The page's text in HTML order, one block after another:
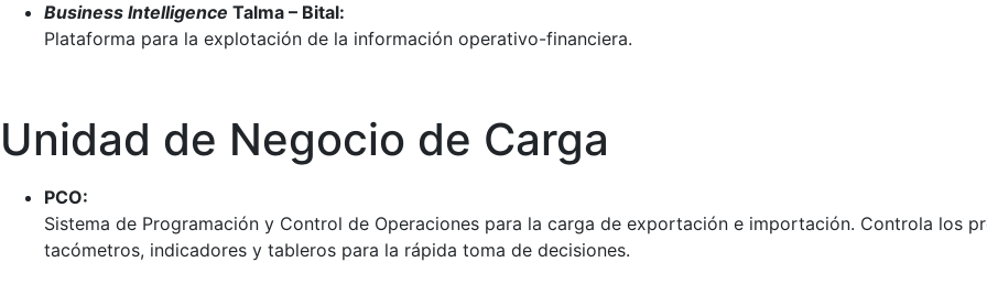
Business Intelligence Talma – Bital:
Plataforma para la explotación de la información operativo-financiera.
Unidad de Negocio de Carga
PCO:
Sistema de Programación y Control de Operaciones para la carga de exportación e importación. Controla los
tacómetros, indicadores y tableros para la rápida toma de decisiones.